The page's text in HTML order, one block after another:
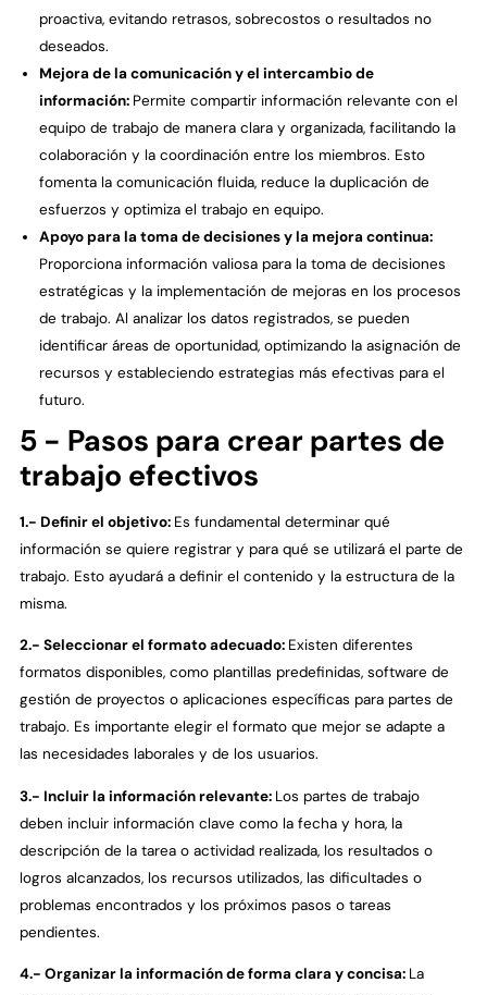
proactiva, evitando retrasos, sobrecostos o resultados no
deseados.
Mejora de la comunicación y el intercambio de
información: Permite compartir información relevante con el
equipo de trabajo de manera clara y organizada, facilitando la
colaboración y la coordinación entre los miembros. Esto
fomenta la comunicación fluida, reduce la duplicación de
esfuerzos y optimiza el trabajo en equipo.
Apoyo para la toma de decisiones y la mejora continua:
Proporciona información valiosa para la toma de decisiones
estratégicas y la implementación de mejoras en los procesos
de trabajo. Al analizar los datos registrados, se pueden
identificar áreas de oportunidad, optimizando la asignación de
recursos y estableciendo estrategias más efectivas para el
futuro.
5 - Pasos para crear partes de
trabajo efectivos
1.- Definir el objetivo: Es fundamental determinar qué
información se quiere registrar y para qué se utilizará el parte de
trabajo. Esto ayudará a definir el contenido y la estructura de la
misma.
2.- Seleccionar el formato adecuado: Existen diferentes
formatos disponibles, como plantillas predefinidas, software de
gestión de proyectos o aplicaciones específicas para partes de
trabajo. Es importante elegir el formato que mejor se adapte a
las necesidades laborales y de los usuarios.
3.- Incluir la información relevante: Los partes de trabajo
deben incluir información clave como la fecha y hora, la
descripción de la tarea o actividad realizada, los resultados o
logros alcanzados, los recursos utilizados, las dificultades o
problemas encontrados y los próximos pasos o tareas
pendientes.
4.- Organizar la información de forma clara y concisa: La